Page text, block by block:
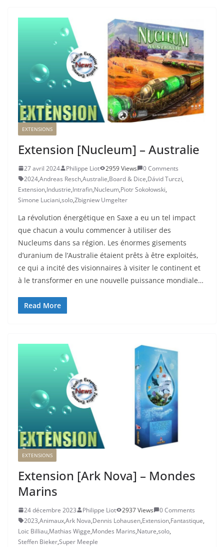
EXTENSIONS
Extension [Nucleum] – Australie
27 avril 2024 Philippe Liot 2959 Views
0 Comments
2024,Andreas Resch,Australie,Board & Dice,Dávid Turczi,
Extension,Industrie,Intrafin,Nucleum,Piotr Sokołowski,
Simone Luciani,solo,Zbigniew Umgelter
La révolution énergétique en Saxe a eu un tel impact
que chacun a voulu commencer à utiliser des
Nucleums dans sa région. Les énormes gisements
d’uranium de l’Australie étaient prêts à être exploités,
ce qui a incité des visionnaires à visiter le continent et
à le transformer en une nouvelle puissance mondiale…
Read More
EXTENSIONS
Extension [Ark Nova] – Mondes
Marins
24 décembre 2023 Philippe Liot 2937 Views
0 Comments
2023,Animaux,Ark Nova,Dennis Lohausen,Extension,Fantastique,
Loic Billiau,Mathias Wigge,Mondes Marins,Nature,solo,
Steffen Bieker,Super Meeple